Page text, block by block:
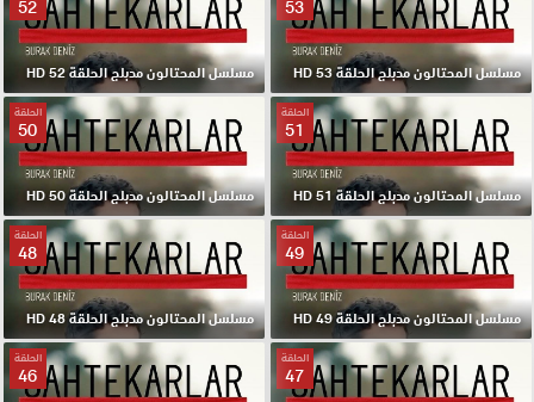
53
مسلسل المحتالون مدبلج الحلقة 53 HD
52
مسلسل المحتالون مدبلج الحلقة 52 HD
الحلقة
51
مسلسل المحتالون مدبلج الحلقة 51 HD
الحلقة
50
مسلسل المحتالون مدبلج الحلقة 50 HD
الحلقة
49
مسلسل المحتالون مدبلج الحلقة 49 HD
الحلقة
48
مسلسل المحتالون مدبلج الحلقة 48 HD
الحلقة
47
الحلقة
46